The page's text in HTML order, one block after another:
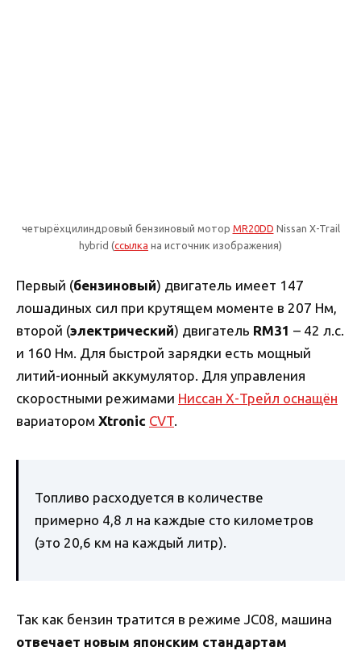
четырёхцилиндровый бензиновый мотор MR20DD Nissan X-Trail
hybrid (ссылка на источник изображения)
Первый (бензиновый) двигатель имеет 147
лошадиных сил при крутящем моменте в 207 Нм,
второй (электрический) двигатель RM31 – 42 л.с.
и 160 Нм. Для быстрой зарядки есть мощный
литий-ионный аккумулятор. Для управления
скоростными режимами Ниссан Х-Трейл оснащён
вариатором Xtronic CVT.
Топливо расходуется в количестве
примерно 4,8 л на каждые сто километров
(это 20,6 км на каждый литр).
Так как бензин тратится в режиме JC08, машина
отвечает новым японским стандартам